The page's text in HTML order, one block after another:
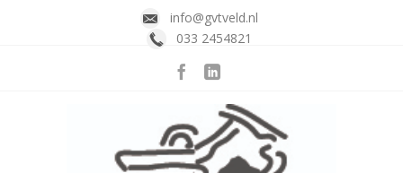
info@gvtveld.nl
033 2454821